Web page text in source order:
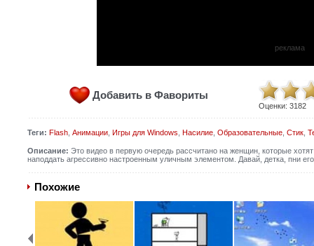
реклама
Добавить в Фавориты
Оценки: 3182
Теги: Flash, Анимации, Игры для Windows Насилие, Образовательные, Стик,
Описание: Это видео в первую очередь рассчитано на женщин, которые
наподдать агрессивно настроенным уличным элементом. Давай, детка, пни
Похожие